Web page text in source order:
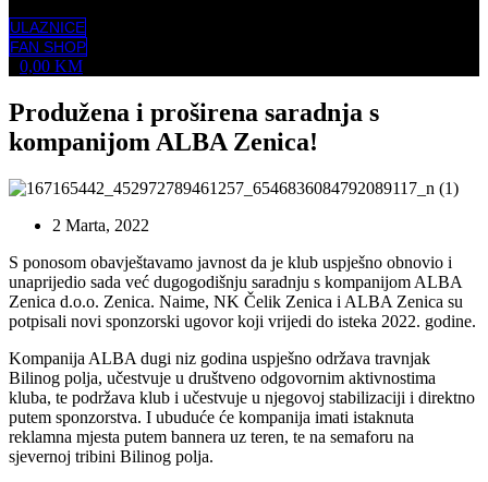
ULAZNICE
FAN SHOP
0,00 KM
Produžena i proširena saradnja s
kompanijom ALBA Zenica!
2 Marta, 2022
S ponosom obavještavamo javnost da je klub uspješno obnovio i
unaprijedio sada već dugogodišnju saradnju s kompanijom ALBA
Zenica d.o.o. Zenica. Naime, NK Čelik Zenica i ALBA Zenica su
potpisali novi sponzorski ugovor koji vrijedi do isteka 2022. godine.
Kompanija ALBA dugi niz godina uspješno održava travnjak
Bilinog polja, učestvuje u društveno odgovornim aktivnostima
kluba, te podržava klub i učestvuje u njegovoj stabilizaciji i direktno
putem sponzorstva. I ubuduće će kompanija imati istaknuta
reklamna mjesta putem bannera uz teren, te na semaforu na
sjevernoj tribini Bilinog polja.